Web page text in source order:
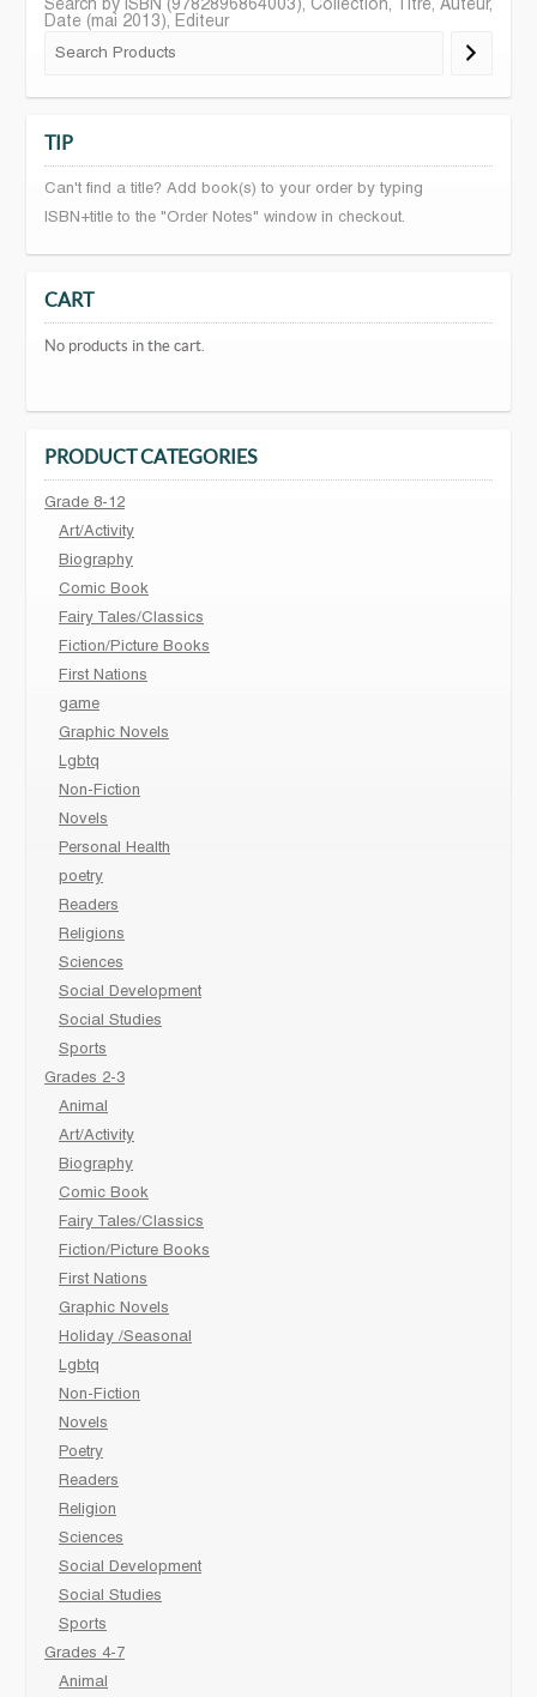
Search by ISBN (9782896864003), Collection, Titre, Auteur,
Date (mai 2013), Editeur
TIP
Can't find a title? Add book(s) to your order by typing
ISBN+title to the "Order Notes" window in checkout.
CART
No products in the cart.
PRODUCT CATEGORIES
Grade 8-12
Art/Activity
Biography
Comic Book
Fairy Tales/Classics
Fiction/Picture Books
First Nations
game
Graphic Novels
Lgbtq
Non-Fiction
Novels
Personal Health
poetry
Readers
Religions
Sciences
Social Development
Social Studies
Sports
Grades 2-3
Animal
Art/Activity
Biography
Comic Book
Fairy Tales/Classics
Fiction/Picture Books
First Nations
Graphic Novels
Holiday /Seasonal
Lgbtq
Non-Fiction
Novels
Poetry
Readers
Religion
Sciences
Social Development
Social Studies
Sports
Grades 4-7
Animal